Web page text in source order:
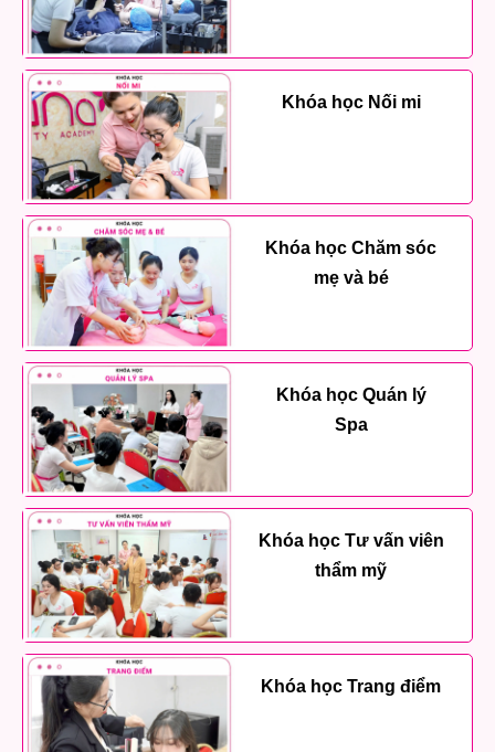
Khóa học Nối mi
Khóa học Chăm sóc
mẹ và bé
Khóa học Quán lý
Spa
Khóa học Tư vấn viên
thẩm mỹ
Khóa học Trang điểm